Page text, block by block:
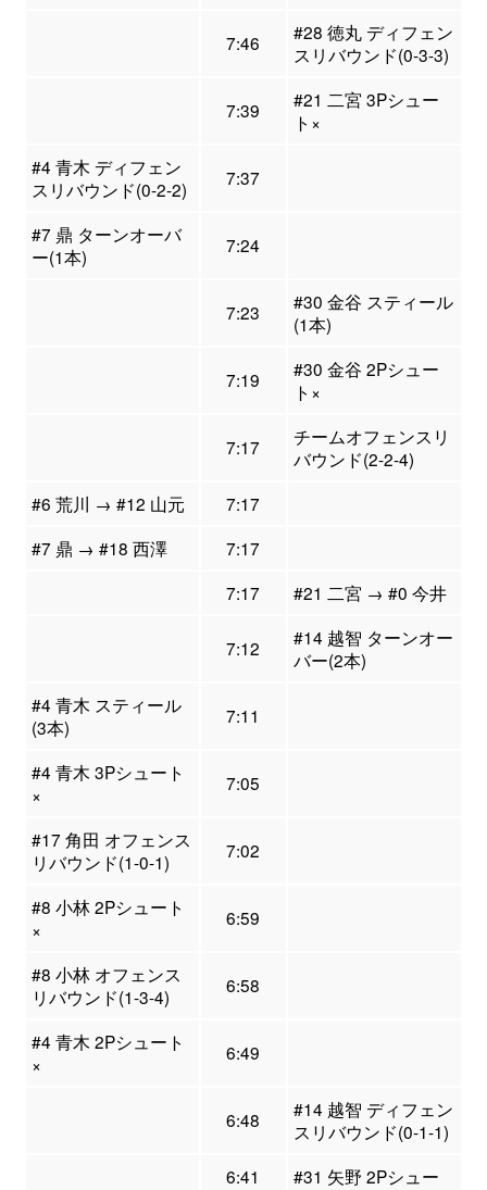
7:46
#28 徳丸 ディフェン
スリバウンド(0-3-3)
7:39
#21 二宮 3Pシュー
ト×
#4 青木 ディフェン
スリバウンド(0-2-2)
7:37
#7 鼎 ターンオーバ
ー(1本)
7:24
7:23
#30 金谷 スティール
(1本)
7:19
#30 金谷 2Pシュー
ト×
7:17
チームオフェンスリ
バウンド(2-2-4)
#6 荒川 → #12 山元
7:17
#7 鼎 → #18 西澤
7:17
7:17
#21 二宮 → #0 今井
7:12
#14 越智 ターンオー
バー(2本)
#4 青木 スティール
(3本)
7:11
#4 青木 3Pシュート
×
7:05
#17 角田 オフェンス
リバウンド(1-0-1)
7:02
#8 小林 2Pシュート
×
6:59
#8 小林 オフェンス
リバウンド(1-3-4)
6:58
#4 青木 2Pシュート
×
6:49
6:48
#14 越智 ディフェン
スリバウンド(0-1-1)
6:41
#31 矢野 2Pシュー